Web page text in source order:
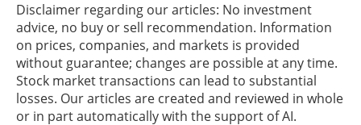
Disclaimer regarding our articles: No investment
advice, no buy or sell recommendation. Information
on prices, companies, and markets is provided
without guarantee; changes are possible at any time.
Stock market transactions can lead to substantial
losses. Our articles are created and reviewed in whole
or in part automatically with the support of AI.